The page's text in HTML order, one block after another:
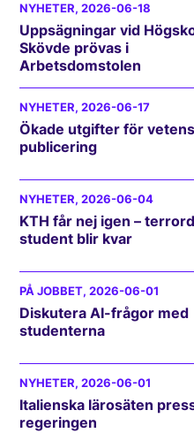
NYHETER, 2026-06-18
Uppsägningar vid
Skövde prövas i
Arbetsdomstolen
NYHETER, 2026-06-17
Ökade utgifter för
publicering
NYHETER, 2026-06-04
KTH får nej igen –
student blir kvar
PÅ JOBBET, 2026-06-01
Diskutera AI-frågor med
studenterna
NYHETER, 2026-06-01
Italienska lärosäten
regeringen